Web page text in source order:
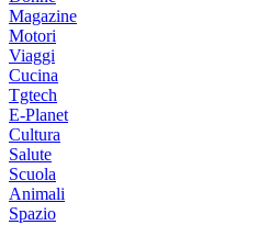
Magazine
Motori
Viaggi
Cucina
Tgtech
E-Planet
Cultura
Salute
Scuola
Animali
Spazio